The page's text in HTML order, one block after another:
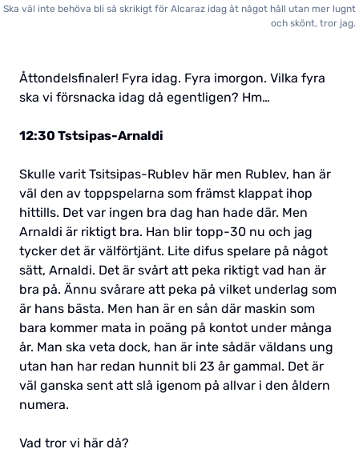
Ska väl inte behöva bli så skrikigt för Alcaraz idag åt något håll utan mer lugnt
och skönt, tror jag.
Åttondelsfinaler! Fyra idag. Fyra imorgon. Vilka fyra
ska vi försnacka idag då egentligen? Hm…
12:30 Tstsipas-Arnaldi
Skulle varit Tsitsipas-Rublev här men Rublev, han är
väl den av toppspelarna som främst klappat ihop
hittills. Det var ingen bra dag han hade där. Men
Arnaldi är riktigt bra. Han blir topp-30 nu och jag
tycker det är välförtjänt. Lite difus spelare på något
sätt, Arnaldi. Det är svårt att peka riktigt vad han är
bra på. Ännu svårare att peka på vilket underlag som
är hans bästa. Men han är en sån där maskin som
bara kommer mata in poäng på kontot under många
år. Man ska veta dock, han är inte sådär väldans ung
utan han har redan hunnit bli 23 år gammal. Det är
väl ganska sent att slå igenom på allvar i den åldern
numera.
Vad tror vi här då?